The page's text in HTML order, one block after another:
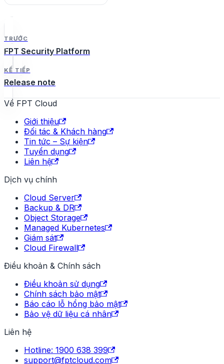
TRƯỚC
FPT Security Platform
KẾ TIẾP
Release note
Về FPT Cloud
Giới thiệu
Đối tác & Khách hàng
Tin tức – Sự kiện
Tuyển dụng
Liên hệ
Dịch vụ chính
Cloud Server
Backup & DR
Object Storage
Managed Kubernetes
Giám sát
Cloud Firewall
Điều khoản & Chính sách
Điều khoản sử dụng
Chính sách bảo mật
Báo cáo lỗ hổng bảo mật
Bảo vệ dữ liệu cá nhân
Liên hệ
Hotline: 1900 638 399
support@fptcloud.com